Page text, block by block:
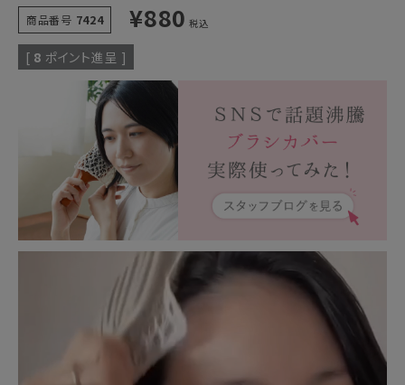
ログアウト
商品番号 7424 ¥880 税込
[ 8 ポイント進呈 ]